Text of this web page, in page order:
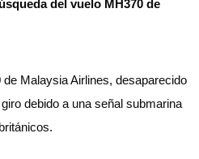
del vuelo MH370 de
Malaysia Airlines, desaparecido
debido a una señal submarina